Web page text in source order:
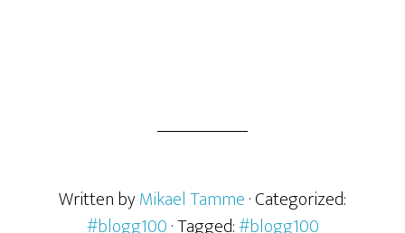
Written byMikael Tamme· Categorized:
#blogg100· Tagged:#blogg100